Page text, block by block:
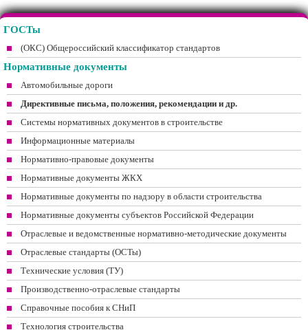
ГОСТы
(ОКС) Общероссийский классификатор стандартов
Нормативные документы
Автомобильные дороги
Директивные письма, положения, рекомендации и др.
Системы нормативных документов в строительстве
Информационные материалы
Нормативно-правовые документы
Нормативные документы ЖКХ
Нормативные документы по надзору в области строительства
Нормативные документы субъектов Российской Федерации
Отраслевые и ведомственные нормативно-методические документы
Отраслевые стандарты (ОСТы)
Технические условия (ТУ)
Производственно-отраслевые стандарты
Справочные пособия к СНиП
Технология строительства